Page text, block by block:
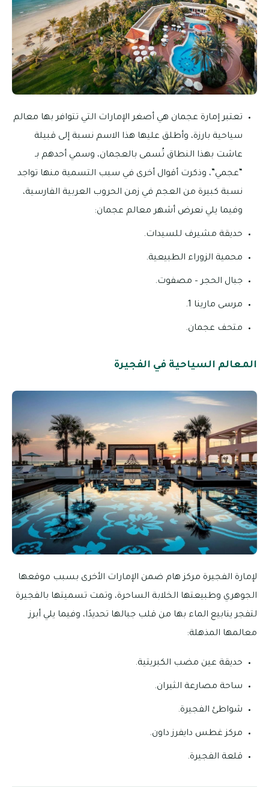
تعتبر إمارة عجمان هي أصغر الإمارات التي تتوافر بها معالم
سياحية بارزة، وأطلق عليها هذا الاسم نسبة إلى قبيلة
عاشت بهذا النطاق تُسمى بالعجمان، وسمي أحدهم بـ
“عجمي”، وذكرت أقوال أخرى في سبب التسمية منها تواجد
نسبة كبيرة من العجم في زمن الحروب العربية الفارسية،
وفيما يلي نعرض أشهر معالم عجمان:
حديقة مشيرف للسيدات.
محمية الزوراء الطبيعية.
جبال الحجر – مصفوت.
مرسى مارينا 1.
متحف عجمان.
المعالم السياحية في الفجيرة
لإمارة الفجيرة مركز هام ضمن الإمارات الأخرى بسبب موقعها
الجوهري وطبيعتها الخلابة الساحرة، وتمت تسميتها بالفجيرة
لتفجر ينابيع الماء بها من قلب جبالها تحديدًا، وفيما يلي أبرز
معالمها المذهلة:
حديقة عين مضب الكبريتية.
ساحة مصارعة الثيران.
شواطئ الفجيرة.
مركز غطس دايفرز داون.
قلعة الفجيرة.